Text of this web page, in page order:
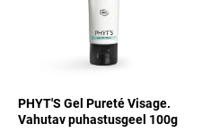
PHYT'S Gel Pureté Visage.
Vahutav puhastusgeel 100g